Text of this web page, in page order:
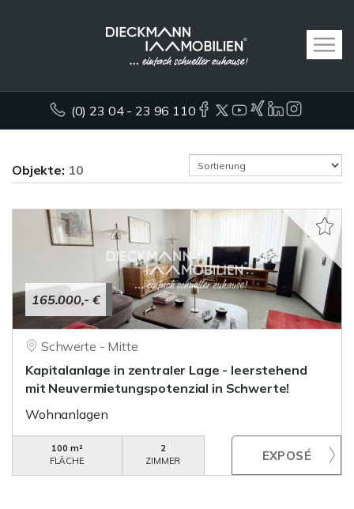
(0) 23 04 - 23 96 110
Objekte: 10
165.000,- €
Schwerte - Mitte
Kapitalanlage in zentraler Lage - leerstehend
mit Neuvermietungspotenzial in Schwerte!
Wohnanlagen
100 m²
FLÄCHE
2
ZIMMER